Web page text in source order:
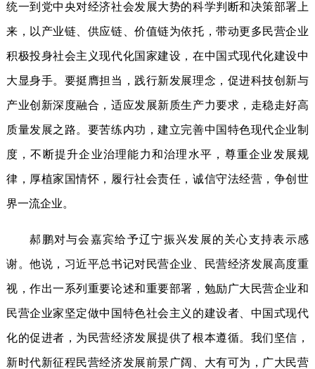
统一到党中央对经济社会发展大势的科学判断和决策部署上
来，以产业链、供应链、价值链为依托，带动更多民营企业
积极投身社会主义现代化国家建设，在中国式现代化建设中
大显身手。要挺膺担当，践行新发展理念，促进科技创新与
产业创新深度融合，适应发展新质生产力要求，走稳走好高
质量发展之路。要苦练内功，建立完善中国特色现代企业制
度，不断提升企业治理能力和治理水平，尊重企业发展规
律，厚植家国情怀，履行社会责任，诚信守法经营，争创世
界一流企业。
郝鹏对与会嘉宾给予辽宁振兴发展的关心支持表示感
谢。他说，习近平总书记对民营企业、民营经济发展高度重
视，作出一系列重要论述和重要部署，勉励广大民营企业和
民营企业家坚定做中国特色社会主义的建设者、中国式现代
化的促进者，为民营经济发展提供了根本遵循。我们坚信，
新时代新征程民营经济发展前景广阔、大有可为，广大民营